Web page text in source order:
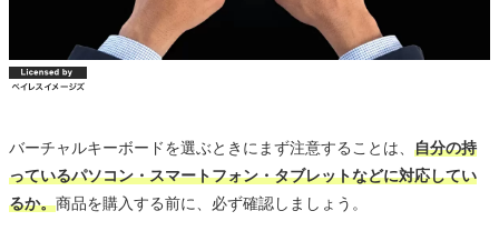
バーチャルキーボードを選ぶときにまず注意することは、 自分の持
っているパソコン・スマートフォン・タブレットなどに対応してい
るか。商品を購入する前に、必ず確認しましょう。